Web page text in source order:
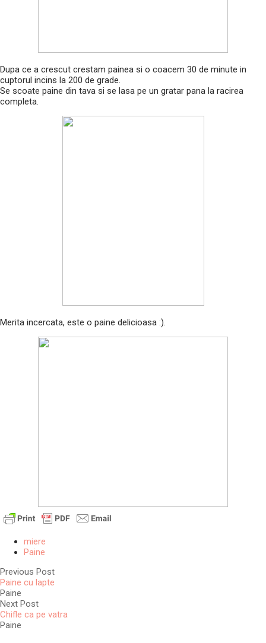
Dupa ce a crescut crestam painea si o coacem 30 de minute in
cuptorul incins la 200 de grade.
Se scoate paine din tava si se lasa pe un gratar pana la racirea
completa.
Merita incercata, este o paine delicioasa :).
miere
Paine
Previous Post
Paine cu lapte
Paine
Next Post
Chifle ca pe vatra
Paine